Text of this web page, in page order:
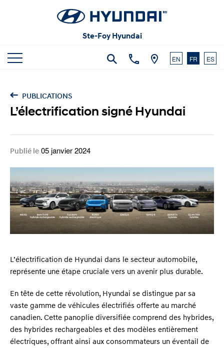
Ste-Foy Hyundai
EN FR ES
PUBLICATIONS
L’électrification signé Hyundai
Publié le 05 janvier 2024
L’électrification de Hyundai dans le secteur automobile,
représente une étape cruciale vers un avenir plus durable.
En tête de cette révolution, Hyundai se distingue par sa
vaste gamme de véhicules électrifiés offerte au marché
canadien. Cette panoplie diversifiée comprend des hybrides,
des hybrides rechargeables et des modèles entièrement
électriques, offrant ainsi aux consommateurs un éventail de